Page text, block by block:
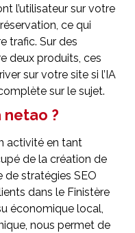
l’utilisateur sur votre
ce qui
trafic. Sur des
deux produits, ces
sur votre site si l’IA
sur le sujet.
netao ?
activité en tant
de la création de
de stratégies SEO
dans le Finistère
économique local,
nous permet de